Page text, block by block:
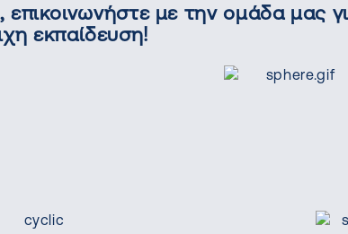
με την ομάδα μας
εκπαίδευση!